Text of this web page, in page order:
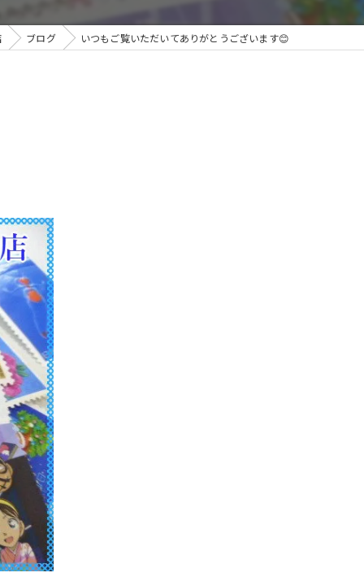
ブログ いつもご覧いただいてありがとうございます😊